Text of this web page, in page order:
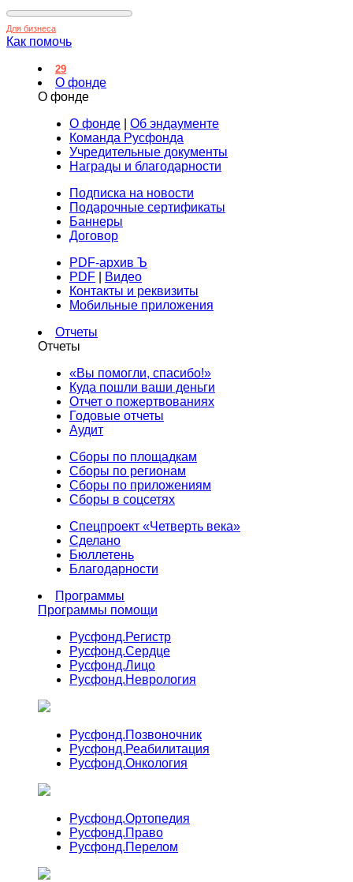
Для бизнеса
Как помочь
29
О фонде
О фонде
О фонде
Об эндаументе
Команда Русфонда
Учредительные документы
Награды и благодарности
Подписка на новости
Подарочные сертификаты
Баннеры
Договор
PDF-архив Ъ
PDF
Видео
Контакты и реквизиты
Мобильные приложения
Отчеты
Отчеты
«Вы помогли, спасибо!»
Куда пошли ваши деньги
Отчет о пожертвованиях
Годовые отчеты
Аудит
Сборы по площадкам
Сборы по регионам
Сборы по приложениям
Сборы в соцсетях
Спецпроект «Четверть века»
Сделано
Бюллетень
Благодарности
Программы
Программы помощи
Русфонд.Регистр
Русфонд.Сердце
Русфонд.Лицо
Русфонд.Неврология
Русфонд.Позвоночник
Русфонд.Реабилитация
Русфонд.Онкология
Русфонд.Ортопедия
Русфонд.Право
Русфонд.Перелом